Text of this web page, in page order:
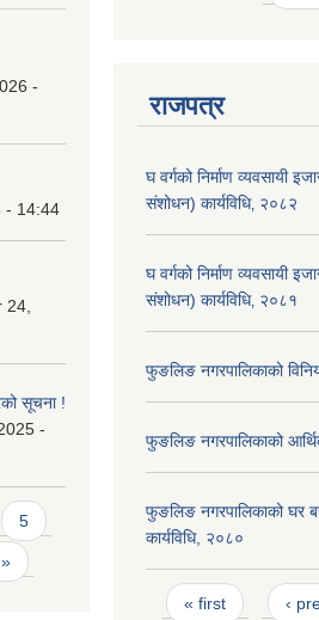
-
- 14:44
24,
सूचना !
-
5
राजपत्र
घ वर्गको निर्माण व्यवसायी
संशोधन) कार्यविधि‚ २०८२
घ वर्गको निर्माण व्यवसायी
संशोधन) कार्यविधि‚ २०८१
फुङलिङ नगरपालिकाको
फुङलिङ नगरपालिकाको
फुङलिङ नगरपालिकाको घर
कार्यविधि, २०८०
Pages
« first ‹